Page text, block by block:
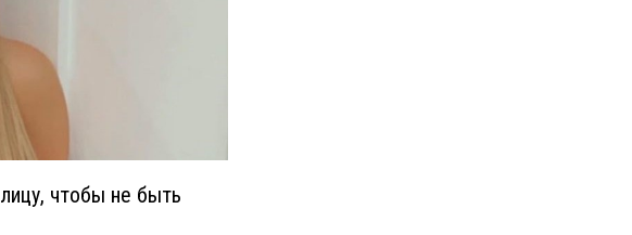
чтобы не быть